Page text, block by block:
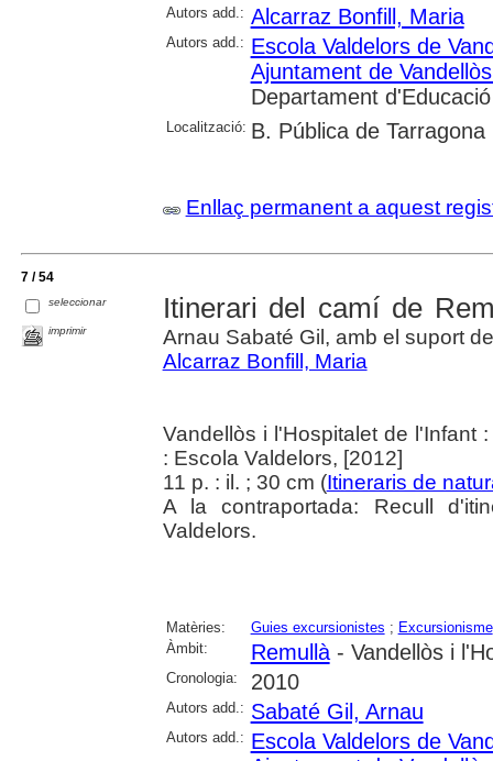
Autors add.: Alcarraz Bonfill, Maria
Autors add.: Escola Valdelors de
Ajuntament de
Departament d'Educació
Localització: B. Pública de Tarragona
Enllaç permanent a aquest
7 / 54
seleccionar
imprimir
Itinerari del camí de
Arnau Sabaté Gil, amb el suport
Alcarraz Bonfill, Maria
Vandellòs i l'Hospitalet de l'Infant
: Escola Valdelors, [2012]
11 p. : il. ; 30 cm (Itineraris de
A la contraportada: Recull
Valdelors.
Matèries: Guies excursionistes ; Excursionisme
Àmbit:
Remullà- Vandellòs i
Cronologia: 2010
Autors add.: Sabaté Gil, Arnau
Autors add.: Escola Valdelors de